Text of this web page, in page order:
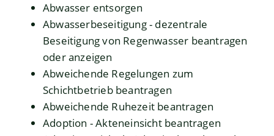
Abwasser entsorgen
Abwasserbeseitigung - dezentrale
Beseitigung von Regenwasser beantragen
oder anzeigen
Abweichende Regelungen zum
Schichtbetrieb beantragen
Abweichende Ruhezeit beantragen
Adoption - Akteneinsicht beantragen